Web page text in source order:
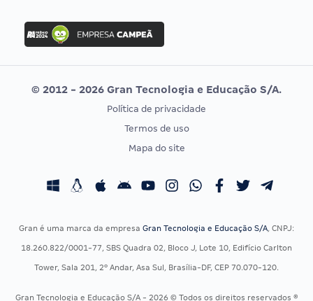
Concurso Ibama
Concurso MPU
Editais publicados
Vunesp
CONCURSOS POR PROFISSÃO
Concursos Fiscais
Concursos Saúde
EXAME DE ORDEM
Calendário OAB
© 2012 - 2026 Gran Tecnologia e Educação S/A.
Política de privacidade
Termos de uso
Mapa do site
Gran é uma marca da empresa Gran Tecnologia e Educação S/A, CNPJ:
18.260.822/0001-77, SBS Quadra 02, Bloco J, Lote 10, Edifício Carlton
Tower, Sala 201, 2º Andar, Asa Sul, Brasília-DF, CEP 70.070-120.
Gran Tecnologia e Educação S/A - 2026 © Todos os direitos reservados ®